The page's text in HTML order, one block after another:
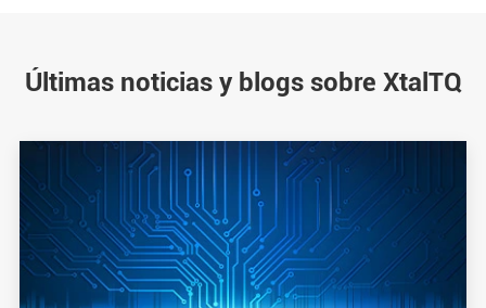
Últimas noticias y blogs sobre XtalTQ